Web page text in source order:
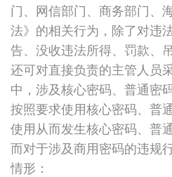
门、网信部门、商务部门、
法》的相关行为，除了对违
告、没收违法所得、罚款、
还可对直接负责的主管人员
中，涉及核心密码、普通密
按照要求使用核心密码、普
使用从而发生核心密码、普
而对于涉及商用密码的违规
情形：